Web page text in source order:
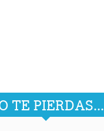
TE PIERDAS...